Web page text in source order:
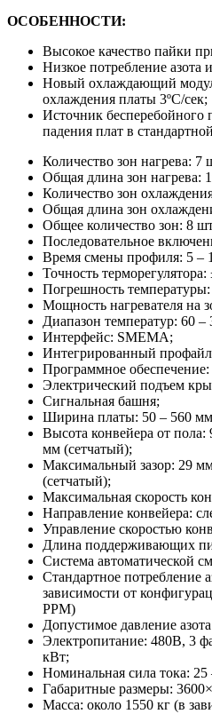
ОСОБЕННОСТИ:
Высокое качество пайки
Низкое потребление азота
Новый охлаждающий
охлаждения платы 3ºC/сек;
Источник бесперебойного
падения плат в
Количество зон нагрева: 7
Общая длина зон нагрева:
Количество зон
Общая длина зон
Общее количество зон: 8
Последовательное
Время смены профиля: 5 –
Точность терморегулятора:
Погрешность
Мощность нагревателя на
Диапазон температур: 60 –
Интерфейс: SMEMA;
Интегрированный
Программное
Электрический подъем
Сигнальная башня;
Ширина платы: 50 – 560
Высота конвейера от
мм (сетчатый);
Максимальный зазор: 29
(сетчатый);
Максимальная скорость
Направление конвейера:
Управление скоростью
Длина поддерживающих
Система автоматической
Стандартное потребление
зависимости от
PPM)
Допустимое давление
Электропитание: 480В, 3
кВт;
Номинальная сила тока:
Габаритные размеры:
Масса: около 1550 кг (в